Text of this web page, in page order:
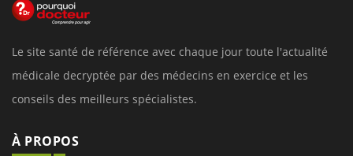
Le site santé de référence avec chaque jour toute l'actualité
médicale decryptée par des médecins en exercice et les
conseils des meilleurs spécialistes.
À PROPOS